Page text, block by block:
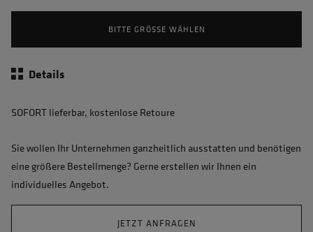
BITTE GRÖSSE WÄHLEN
Details
SOFORT lieferbar, kostenlose Retoure
Sie wollen Ihr Unternehmen ganzheitlich ausstatten und benötigen
eine größere Bestellmenge? Gerne erstellen wir Ihnen ein
individuelles Angebot.
JETZT ANFRAGEN